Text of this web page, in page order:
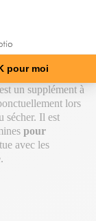
intensifs.
que le
un supplément à
lors
sécher. Il est
pour
avec les